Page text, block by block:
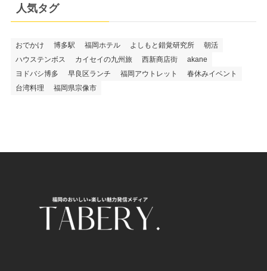
人気タグ
おでかけ 博多駅 福岡ホテル よしもと錯覚研究所
朝活
ハウステンボス
カイセイの九州旅 西新商店街
akane
ヨドバシ博多
早良区ランチ 福岡アウトレット
春休みイベント
台湾料理
福岡県宗像市